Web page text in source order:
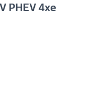
PHEV 4xe